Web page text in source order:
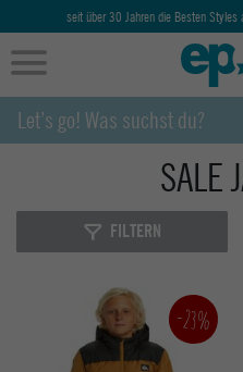
seit über 30 Jahren die Besten
SALE
FILTERN
-23%